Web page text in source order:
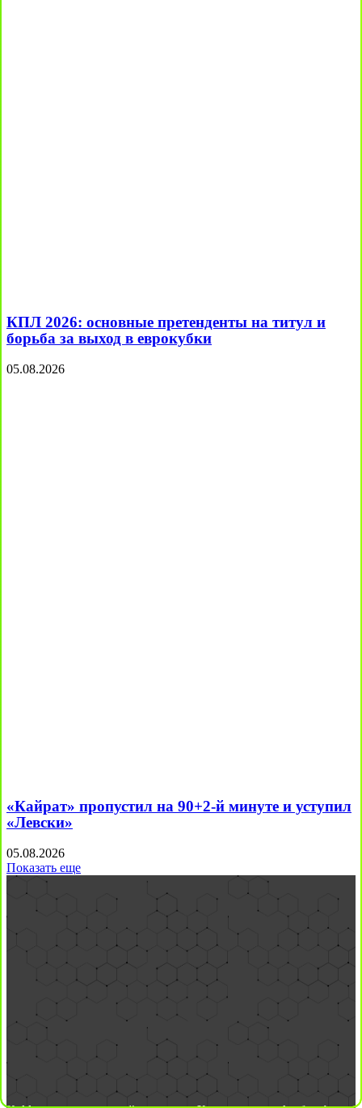
КПЛ 2026: основные претенденты на титул и
борьба за выход в еврокубки
05.08.2026
«Кайрат» пропустил на 90+2-й минуте и уступил
«Левски»
05.08.2026
Показать еще